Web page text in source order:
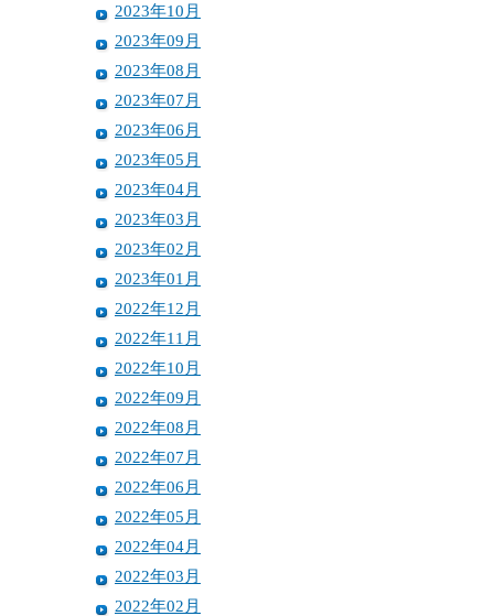
2023年10月
2023年09月
2023年08月
2023年07月
2023年06月
2023年05月
2023年04月
2023年03月
2023年02月
2023年01月
2022年12月
2022年11月
2022年10月
2022年09月
2022年08月
2022年07月
2022年06月
2022年05月
2022年04月
2022年03月
2022年02月